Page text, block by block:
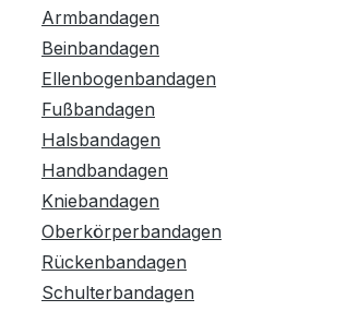
Armbandagen
Beinbandagen
Ellenbogenbandagen
Fußbandagen
Halsbandagen
Handbandagen
Kniebandagen
Oberkörperbandagen
Rückenbandagen
Schulterbandagen